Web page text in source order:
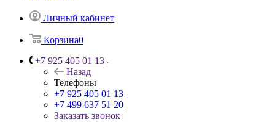
Личный кабинет
Корзина0
+7 925 405 01 13
Назад
Телефоны
+7 925 405 01 13
+7 499 637 51 20
Заказать звонок